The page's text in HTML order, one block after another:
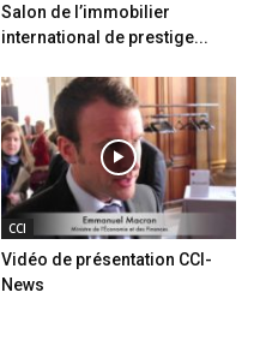
Salon de l’immobilier
international de prestige...
CCI
Vidéo de présentation CCI-
News